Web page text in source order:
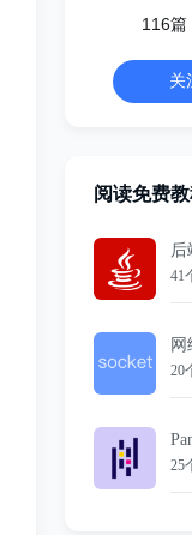
116篇
关
阅读免费
后
41
网
20
25